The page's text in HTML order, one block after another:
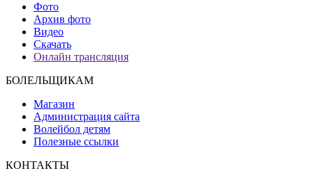
Фото
Архив фото
Видео
Скачать
Онлайн трансляция
БОЛЕЛЬЩИКАМ
Магазин
Администрация сайта
Волейбол детям
Полезные ссылки
КОНТАКТЫ